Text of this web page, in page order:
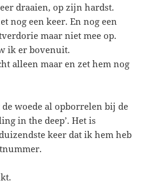
draaien, op zijn hardst.
nog een keer. En nog een
maar niet mee op.
ik er bovenuit.
alleen maar en zet hem nog
woede al opborrelen bij de
in the deep’. Het is
keer dat ik hem heb